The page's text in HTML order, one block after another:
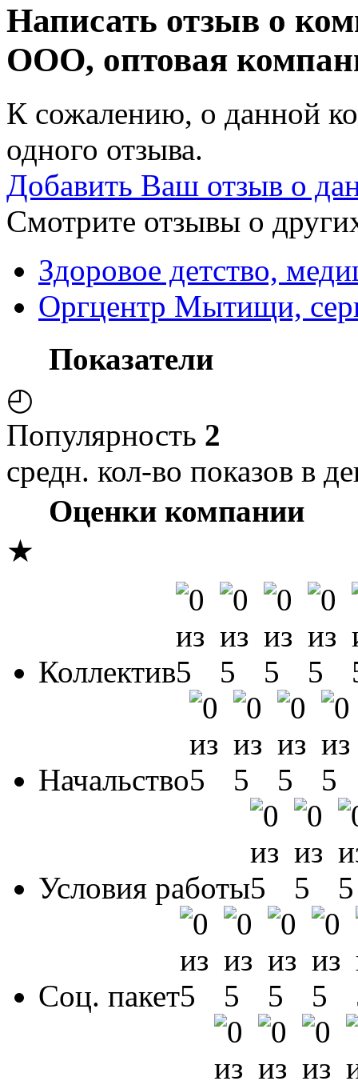
Написать отзыв о
ООО, оптовая
К сожалению, о данной
одного отзыва.
Добавить Ваш отзыв о
Смотрите отзывы о
Здоровое детство,
Оргцентр Мытищи,
Показатели
◴
Популярность 2
средн. кол-во показов в
Оценки компании
★
Коллектив
Начальство
Условия работы
Соц. пакет